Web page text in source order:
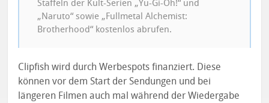
Staffeln der Kult-Serien „Yu-Gi-Oh!“ und
„Naruto“ sowie „Fullmetal Alchemist:
Brotherhood“ kostenlos abrufen.
Clipfish wird durch Werbespots finanziert. Diese
können vor dem Start der Sendungen und bei
längeren Filmen auch mal während der Wiedergabe